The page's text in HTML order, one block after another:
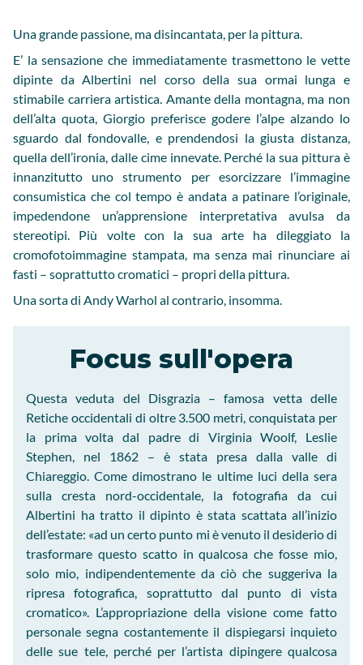
Una grande passione, ma disincantata, per la pittura.
E’ la sensazione che immediatamente trasmettono le vette
dipinte da Albertini nel corso della sua ormai lunga e
stimabile carriera artistica. Amante della montagna, ma non
dell’alta quota, Giorgio preferisce godere l’alpe alzando lo
sguardo dal fondovalle, e prendendosi la giusta distanza,
quella dell’ironia, dalle cime innevate. Perché la sua pittura è
innanzitutto uno strumento per esorcizzare l’immagine
consumistica che col tempo è andata a patinare l’originale,
impedendone un’apprensione interpretativa avulsa da
stereotipi. Più volte con la sua arte ha dileggiato la
cromofotoimmagine stampata, ma senza mai rinunciare ai
fasti – soprattutto cromatici – propri della pittura.
Una sorta di Andy Warhol al contrario, insomma.
Focus sull'opera
Questa veduta del Disgrazia – famosa vetta delle
Retiche occidentali di oltre 3.500 metri, conquistata per
la prima volta dal padre di Virginia Woolf, Leslie
Stephen, nel 1862 – è stata presa dalla valle di
Chiareggio. Come dimostrano le ultime luci della sera
sulla cresta nord-occidentale, la fotografia da cui
Albertini ha tratto il dipinto è stata scattata all’inizio
dell’estate: «ad un certo punto mi è venuto il desiderio di
trasformare questo scatto in qualcosa che fosse mio,
solo mio, indipendentemente da ciò che suggeriva la
ripresa fotografica, soprattutto dal punto di vista
cromatico». L’appropriazione della visione come fatto
personale segna costantemente il dispiegarsi inquieto
delle sue tele, perché per l’artista dipingere qualcosa